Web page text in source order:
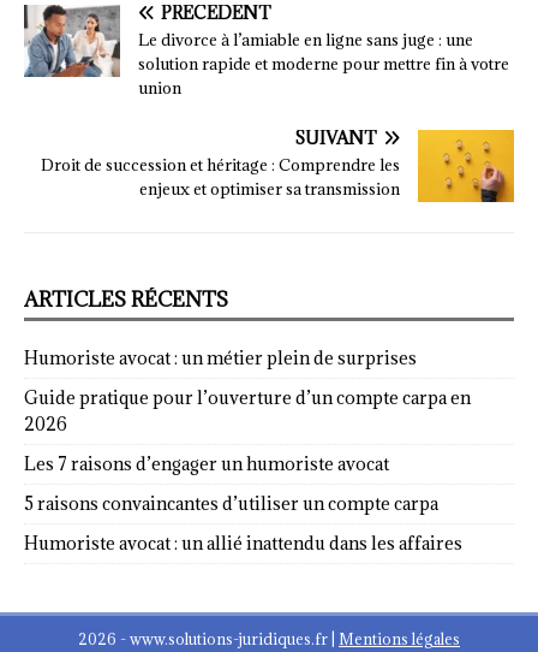
PRÉCÉDENT
Le divorce à l’amiable en ligne sans juge : une
solution rapide et moderne pour mettre fin à votre
union
SUIVANT
Droit de succession et héritage : Comprendre les
enjeux et optimiser sa transmission
ARTICLES RÉCENTS
Humoriste avocat : un métier plein de surprises
Guide pratique pour l’ouverture d’un compte carpa en
2026
Les 7 raisons d’engager un humoriste avocat
5 raisons convaincantes d’utiliser un compte carpa
Humoriste avocat : un allié inattendu dans les affaires
2026 - www.solutions-juridiques.fr Mentions légales